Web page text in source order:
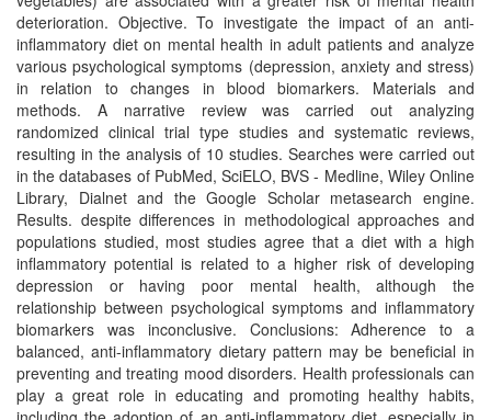
deterioration. Objective. To investigate the impact of an anti-
inflammatory diet on mental health in adult patients and analyze
various psychological symptoms (depression, anxiety and stress)
in relation to changes in blood biomarkers. Materials and
methods. A narrative review was carried out analyzing
randomized clinical trial type studies and systematic reviews,
resulting in the analysis of 10 studies. Searches were carried out
in the databases of PubMed, SciELO, BVS - Medline, Wiley Online
Library, Dialnet and the Google Scholar metasearch engine.
Results. despite differences in methodological approaches and
populations studied, most studies agree that a diet with a high
inflammatory potential is related to a higher risk of developing
depression or having poor mental health, although the
relationship between psychological symptoms and inflammatory
biomarkers was inconclusive. Conclusions: Adherence to a
balanced, anti-inflammatory dietary pattern may be beneficial in
preventing and treating mood disorders. Health professionals can
play a great role in educating and promoting healthy habits,